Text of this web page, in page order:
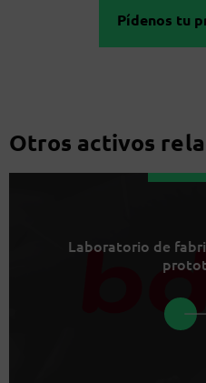
Pídenos tu
Otros activos
Laboratorio de